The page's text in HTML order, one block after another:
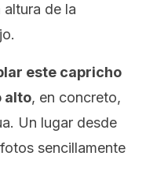
altura de la
este capricho
alto, en concreto,
Un lugar desde
sencillamente